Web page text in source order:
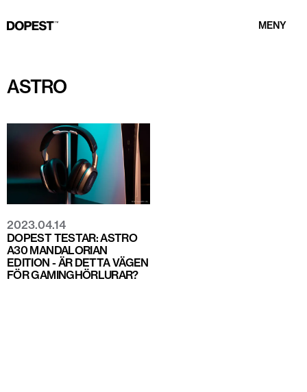
MENY
ASTRO
2023.04.14
DOPEST TESTAR: ASTRO
A30 MANDALORIAN
EDITION - ÄR DETTA VÄGEN
FÖR GAMINGHÖRLURAR?